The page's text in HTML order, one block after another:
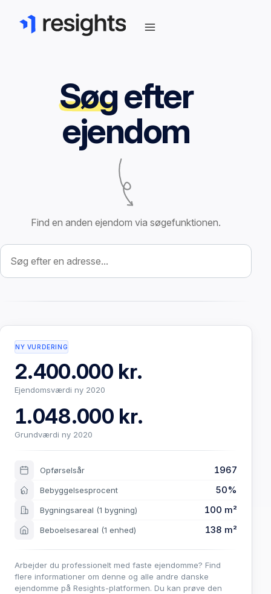
Søgefter
ejendom
Find en anden ejendom via søgefunktionen.
Søg efter ejendom
NY VURDERING
2.400.000 kr.
Ejendomsværdi ny 2020
1.048.000 kr.
Grundværdi ny 2020
Opførselsår 1967
Bebyggelsesprocent 50%
Bygningsareal (1 bygning) 100 m²
Beboelsesareal (1 enhed) 138 m²
Arbejder du professionelt med faste ejendomme? Find
flere informationer om denne og alle andre danske
ejendomme på Resights-platformen. Du kan prøve den